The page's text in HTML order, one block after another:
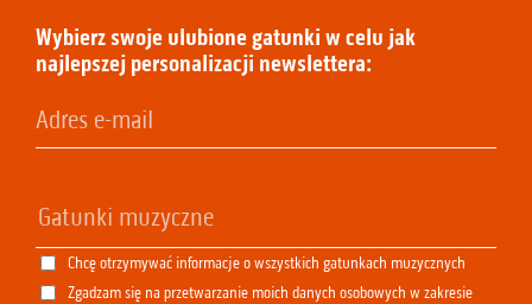
Wybierz swoje ulubione gatunki w celu jak
najlepszej personalizacji newslettera:
Chcę otrzymywać informacje o wszystkich gatunkach muzycznych
Zgadzam się na przetwarzanie moich danych osobowych w zakresie